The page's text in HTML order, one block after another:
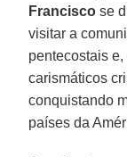
Francisco se
visitar a
pentecostais
carismáticos
conquistando
países da